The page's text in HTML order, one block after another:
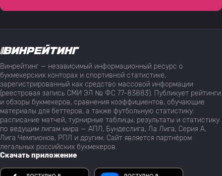
Винрейтинг — независимый информационный ресурс о
букмекерских конторах и спортивной статистике,
зарегистрированный как средство массовой информации
(реестровая запись СМИ ЭЛ № ФС 77-83883). Публикует рейтинги
и обзоры букмекеров, сравнения коэффициентов, обучающие
материалы для беттеров, а также футбольную статистику:
расписание матчей, турнирные таблицы, результаты и статистику
по ведущим лигам мира — АПЛ, Бундеслига, Ла Лига, Серия А,
Лига Чемпионов, РПЛ и другим. Сайт является партнёром
легальных российских букмекеров.
Скачать приложение